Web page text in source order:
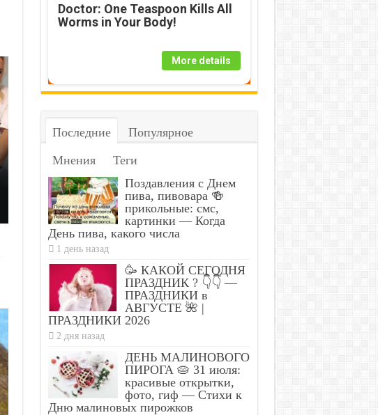
Fungus Is A Parasite,
And It Dies From A
Drop Of Plain...
Foods That Are
Known to Cause
Parasites
Doctor: One Teaspoon Kills All
Worms in Your Body!
More details
Последние
Популярное
Мнения
Теги
Поздавления с Днем
пива, пивовара 🍻
прикольные: смс,
картинки — Когда
День пива, какого числа
1 день назад
🥳 КАКОЙ СЕГОДНЯ
ПРАЗДНИК ? 👇👇 —
ПРАЗДНИКИ в
АВГУСТЕ 🌺 |
ПРАЗДНИКИ 2026
2 дня назад
ДЕНЬ МАЛИНОВОГО
ПИРОГА 🥧 31 июля:
красивые открытки,
фото, гиф — Стихи к
Дню малиновых пирожков